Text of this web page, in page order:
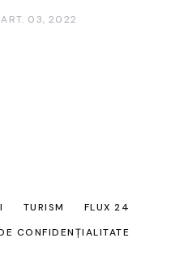
03, 2022
TURISM
FLUX 24
CONFIDENȚIALITATE